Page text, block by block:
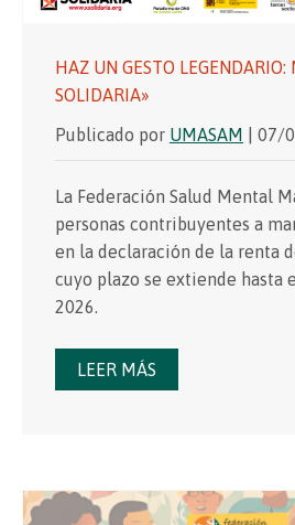
HAZ UN GESTO LEGENDARIO:
SOLIDARIA»
Publicado por UMASAM | 07/
La Federación Salud Mental
personas contribuyentes a
en la declaración de la renta
cuyo plazo se extiende hasta
2026.
LEER MÁS